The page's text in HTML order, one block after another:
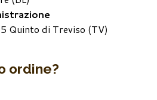
Quinto di Treviso (TV)
ordine?